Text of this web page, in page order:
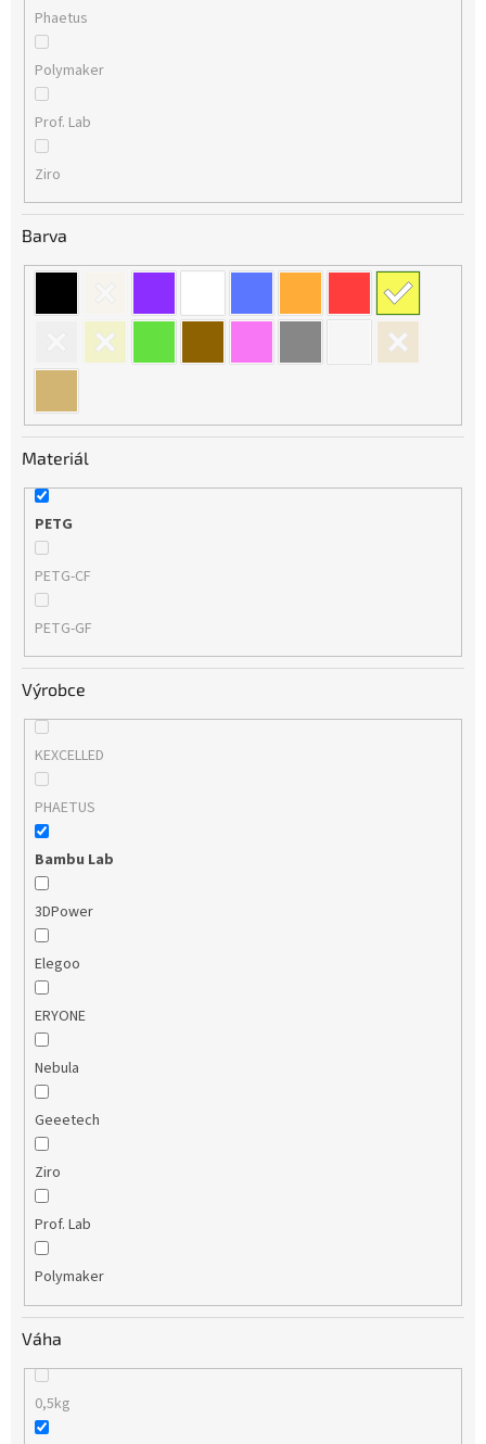
Phaetus
Polymaker
Prof. Lab
Ziro
Barva
Materiál
PETG
PETG-CF
PETG-GF
Výrobce
KEXCELLED
PHAETUS
Bambu Lab
3DPower
Elegoo
ERYONE
Nebula
Geeetech
Ziro
Prof. Lab
Polymaker
Váha
0,5kg